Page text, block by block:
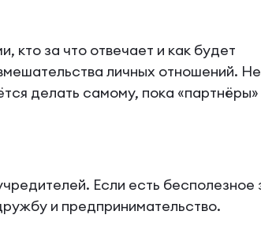
кто за что отвечает и как будет
личных отношений.
делать самому, пока «партнёры»
Если есть бесполезное
и предпринимательство.